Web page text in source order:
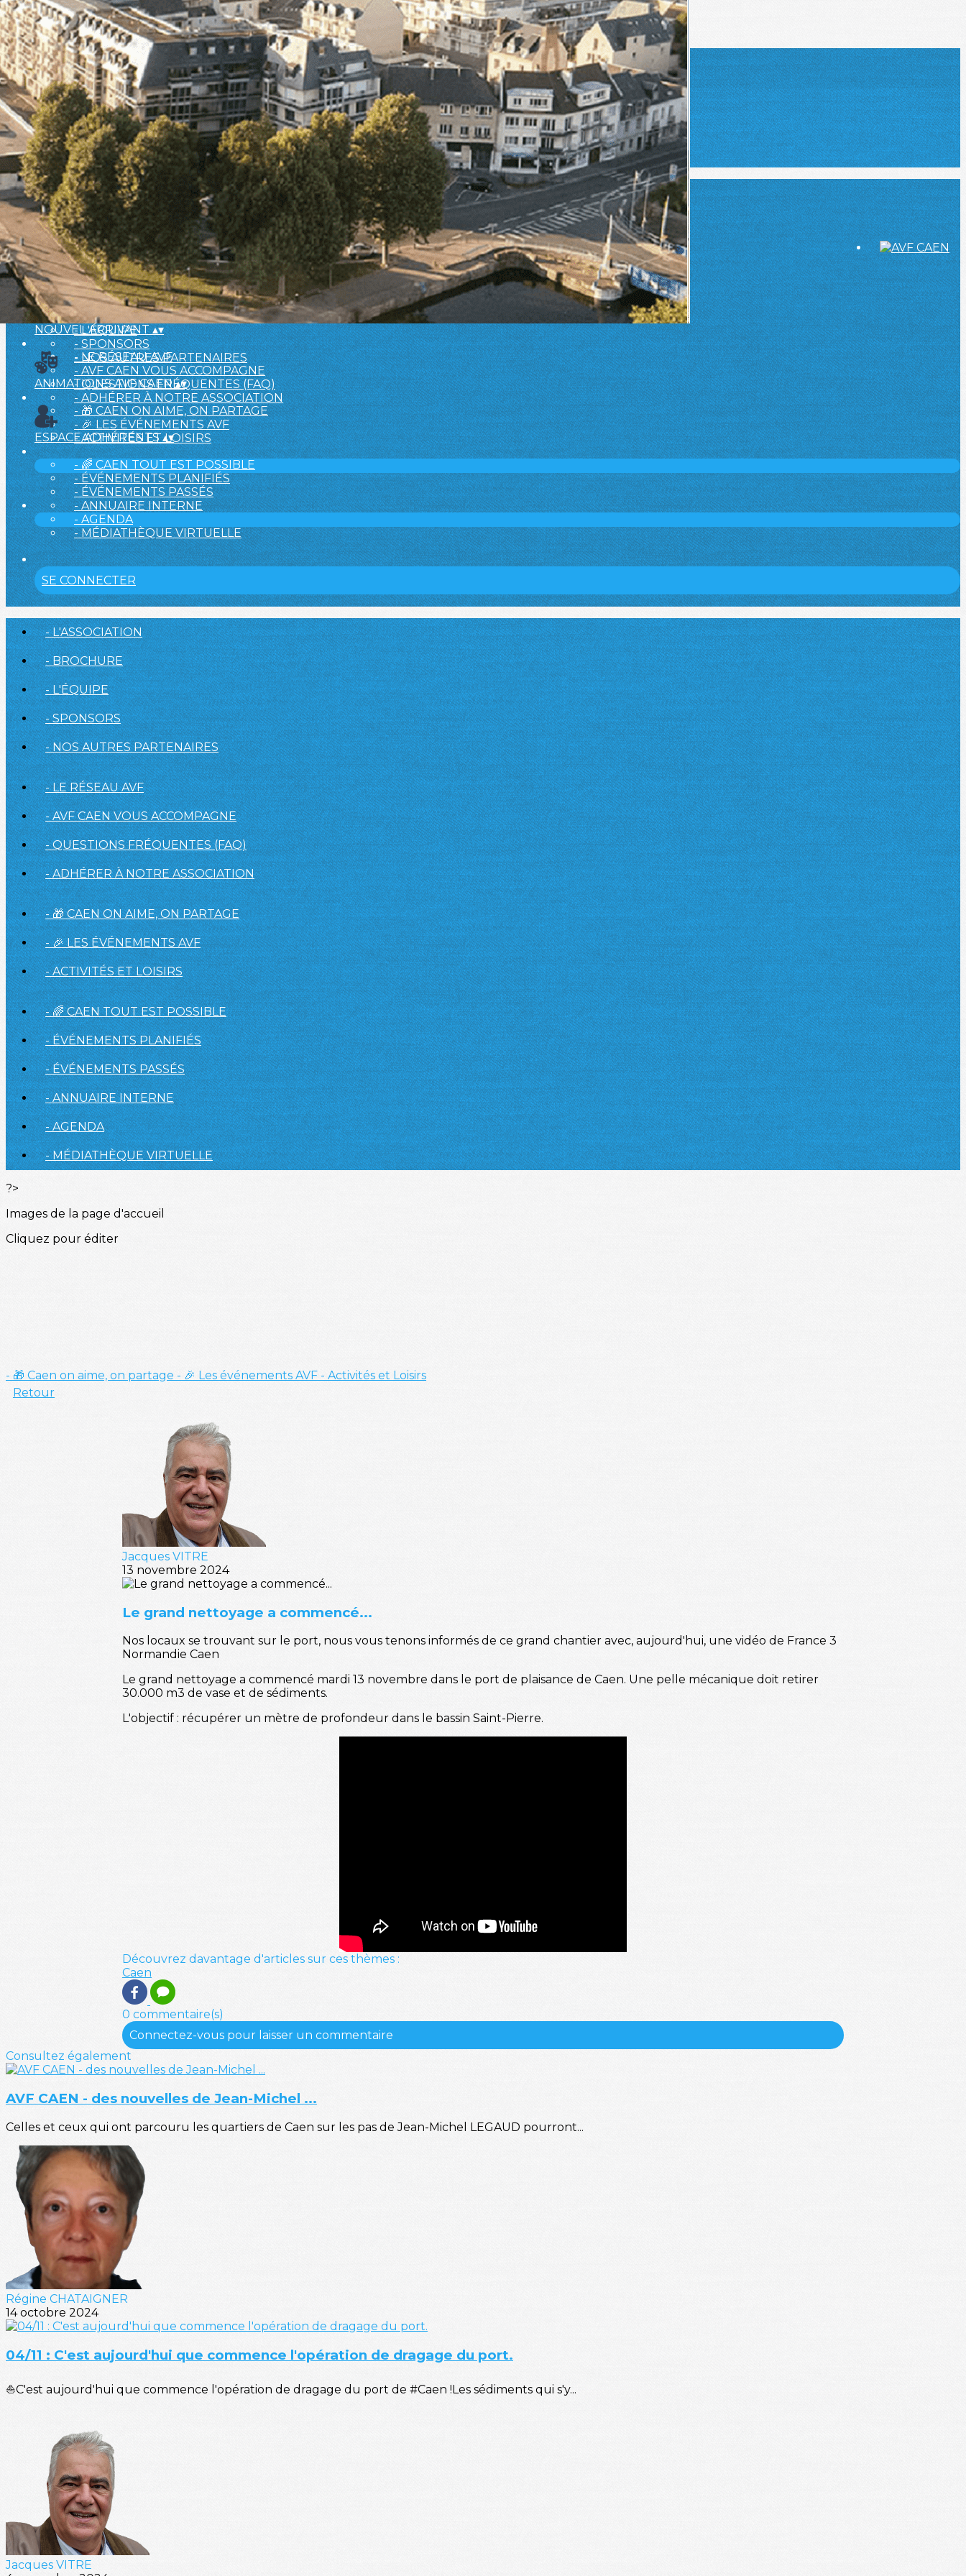
Exporter les lignes sélectionnées
Exporter toutes les colonnes
Exporter uniquement les colonnes affichées
Menu
<
>
- 🎁 Caen on aime, on partage
- 🎉 Les événements AVF
- Activités et Loisirs
Ajoutez un logo, un bouton, des réseaux sociaux
Cliquez pour éditer
L'ASSOCIATION▴▾
- L'ASSOCIATION
- BROCHURE
- L'ÉQUIPE
- SPONSORS
- NOS AUTRES PARTENAIRES
NOUVEL ARRIVANT▴▾
- LE RÉSEAU AVF
- AVF CAEN VOUS ACCOMPAGNE
- QUESTIONS FRÉQUENTES (FAQ)
- ADHÉRER À NOTRE ASSOCIATION
ANIMATIONS AVF CAEN▴▾
- 🎁 CAEN ON AIME, ON PARTAGE
- 🎉 LES ÉVÉNEMENTS AVF
- ACTIVITÉS ET LOISIRS
ESPACE ADHÉRENTS▴▾
- 🌈 CAEN TOUT EST POSSIBLE
- ÉVÉNEMENTS PLANIFIÉS
- ÉVÉNEMENTS PASSÉS
- ANNUAIRE INTERNE
- AGENDA
- MÉDIATHÈQUE VIRTUELLE
SE CONNECTER
- L'ASSOCIATION
- BROCHURE
- L'ÉQUIPE
- SPONSORS
- NOS AUTRES PARTENAIRES
- LE RÉSEAU AVF
- AVF CAEN VOUS ACCOMPAGNE
- QUESTIONS FRÉQUENTES (FAQ)
- ADHÉRER À NOTRE ASSOCIATION
- 🎁 CAEN ON AIME, ON PARTAGE
- 🎉 LES ÉVÉNEMENTS AVF
- ACTIVITÉS ET LOISIRS
- 🌈 CAEN TOUT EST POSSIBLE
- ÉVÉNEMENTS PLANIFIÉS
- ÉVÉNEMENTS PASSÉS
- ANNUAIRE INTERNE
- AGENDA
- MÉDIATHÈQUE VIRTUELLE
?>
Images de la page d'accueil
Cliquez pour éditer
- 🎁 Caen on aime, on partage - 🎉 Les événements AVF - Activités et Loisirs
Retour
Jacques VITRE
13 novembre 2024
Le grand nettoyage a commencé...
Nos locaux se trouvant sur le port, nous vous tenons informés de ce grand chantier avec, aujourd'hui, une vidéo de France 3
Normandie Caen
Le grand nettoyage a commencé mardi 13 novembre dans le port de plaisance de Caen. Une pelle mécanique doit retirer
30.000 m3 de vase et de sédiments.
L'objectif : récupérer un mètre de profondeur dans le bassin Saint-Pierre.
Découvrez davantage d'articles sur ces thèmes :
Caen
0 commentaire(s)
Connectez-vous pour laisser un commentaire
Consultez également
AVF CAEN - des nouvelles de Jean-Michel ...
Celles et ceux qui ont parcouru les quartiers de Caen sur les pas de Jean-Michel LEGAUD pourront...
Régine CHATAIGNER
14 octobre 2024
04/11 : C'est aujourd'hui que commence l'opération de dragage du port.
⛵C'est aujourd'hui que commence l'opération de dragage du port de #Caen !Les sédiments qui s'y...
Jacques VITRE